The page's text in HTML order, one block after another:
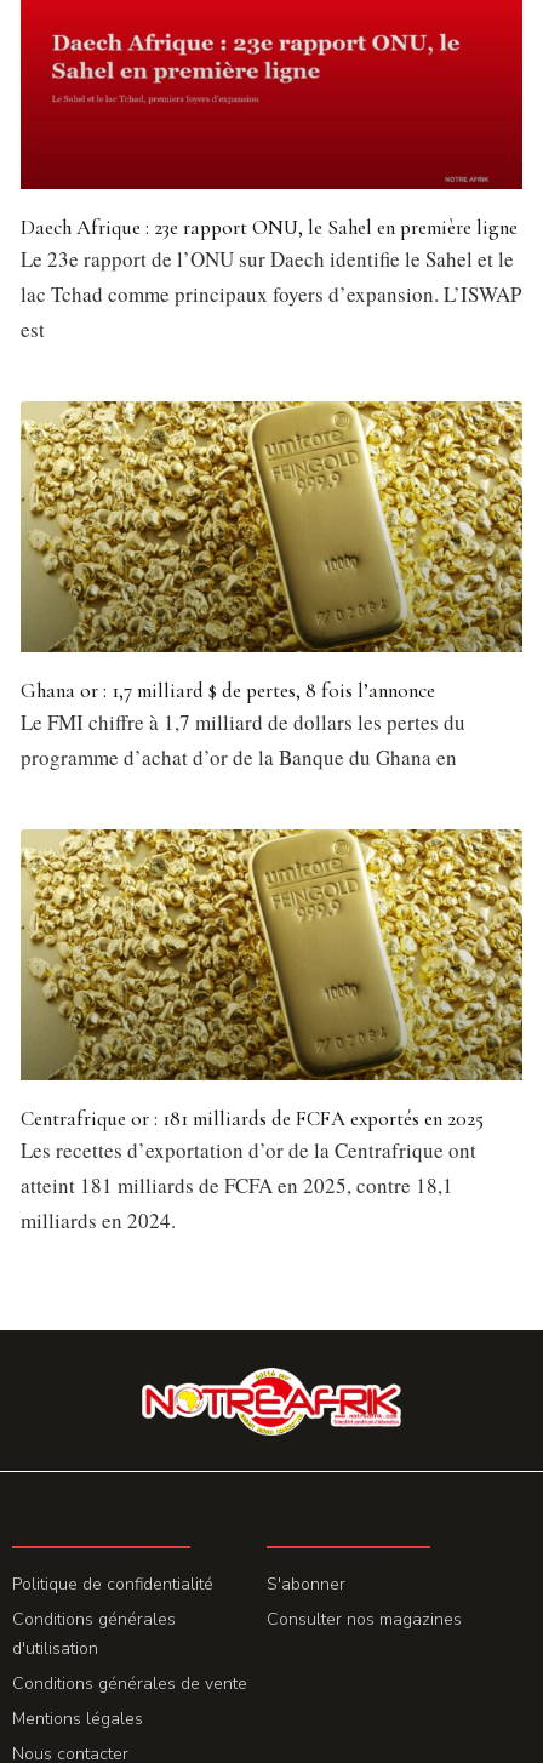
Daech Afrique : 23e rapport ONU, le Sahel en première ligne
Le 23e rapport de l’ONU sur Daech identifie le Sahel et le
lac Tchad comme principaux foyers d’expansion. L’ISWAP
est
Ghana or : 1,7 milliard $ de pertes, 8 fois l’annonce
Le FMI chiffre à 1,7 milliard de dollars les pertes du
programme d’achat d’or de la Banque du Ghana en
Centrafrique or : 181 milliards de FCFA exportés en 2025
Les recettes d’exportation d’or de la Centrafrique ont
atteint 181 milliards de FCFA en 2025, contre 18,1
milliards en 2024.
Politique de confidentialité
Conditions générales
d'utilisation
Conditions générales de vente
Mentions légales
Nous contacter
S'abonner
Consulter nos magazines